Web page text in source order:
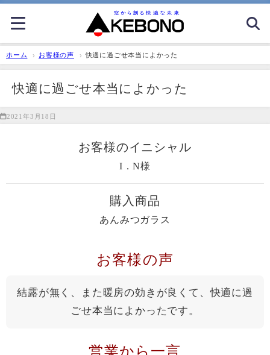
ホーム お客様の声 快適に過ごせ本当によかった
快適に過ごせ本当によかった
2021年3月18日
お客様のイニシャル
I．N様
購入商品
あんみつガラス
お客様の声
結露が無く、また暖房の効きが良くて、快適に過
ごせ本当によかったです。
営業から一言